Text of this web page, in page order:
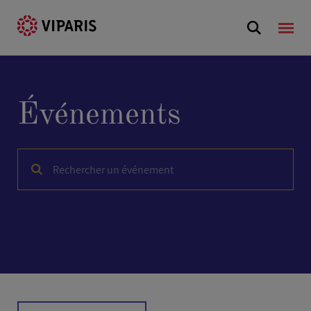
Événements